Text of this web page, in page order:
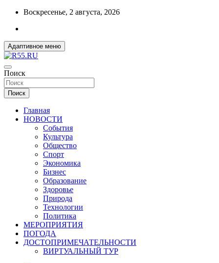
Перейти
содержимому
Воскресенье, 2 августа, 2026
Адаптивное меню
R55.RU
ДОБРЫЕ ВЕСТИ ИЗ ОМСКА
Поиск
Поиск
Главная
НОВОСТИ
События
Культура
Общество
Спорт
Экономика
Бизнес
Образование
Здоровье
Природа
Технологии
Политика
МЕРОПРИЯТИЯ
ПОГОДА
ДОСТОПРИМЕЧАТЕЛЬНОСТИ
ВИРТУАЛЬНЫЙ ТУР